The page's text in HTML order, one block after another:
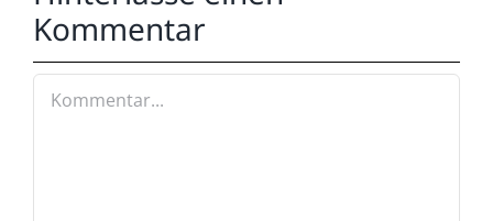
Kommentar